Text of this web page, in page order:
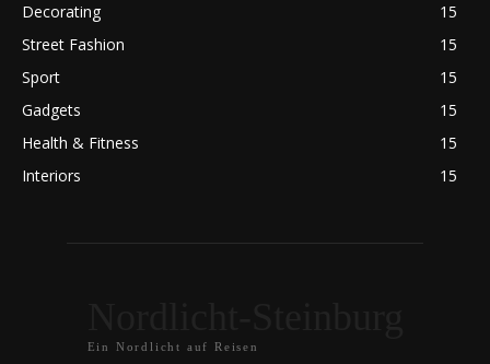
Decorating
15
Street Fashion
15
Sport
15
Gadgets
15
Health & Fitness
15
Interiors
15
Ein Nordlicht auf Reisen